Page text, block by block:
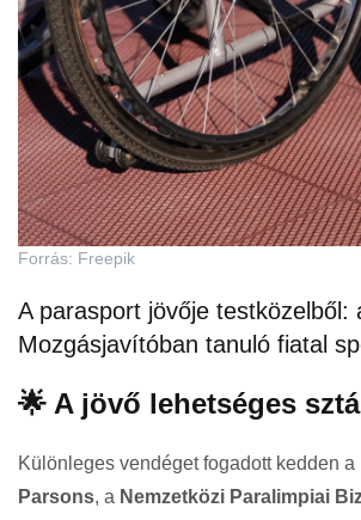
Forrás: Freepik
A parasport jövője
Mozgásjavítóban tanuló fiatal
🌟 A jövő lehetséges
Különleges vendéget fogadott kedden a
Parsons, a Nemzetközi Paralimpiai